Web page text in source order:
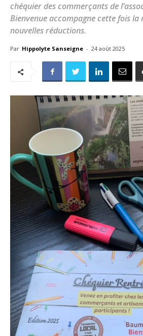
chéquier des commerçants de
Bienvenue accompagne cette fois la
nouvelles réductions.
Par Hippolyte Sanseigne - 24 août 2025